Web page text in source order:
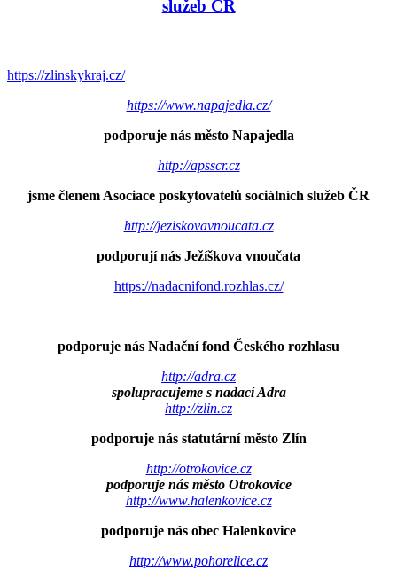
https://zlinskykraj.cz/
https://www.napajedla.cz/
podporuje nás město Napajedla
http://apsscr.cz
jsme členem Asociace poskytovatelů sociálních služeb ČR
http://jeziskovavnoucata.cz
podporují nás Ježíškova vnoučata
https://nadacnifond.rozhlas.cz/
podporuje nás Nadační fond Českého rozhlasu
http://adra.cz
spolupracujeme s nadací Adra
http://zlin.cz
podporuje nás statutární město Zlín
http://otrokovice.cz
podporuje nás město Otrokovice
http://www.halenkovice.cz
podporuje nás obec Halenkovice
http://www.pohorelice.cz